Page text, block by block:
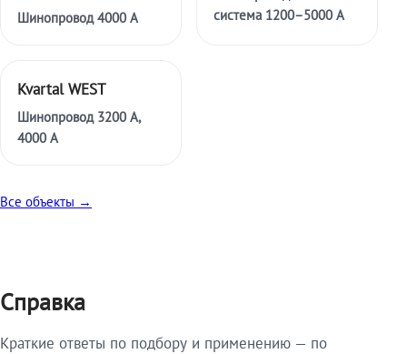
Шинопровод 4000 А
система 1200–5000 А
Kvartal WEST
Шинопровод 3200 А,
4000 А
Все объекты →
Справка
Краткие ответы по подбору и применению — по